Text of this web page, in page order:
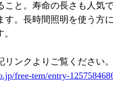
こと。寿命の長さも人気
す。長時間照明を使う方
リンクよりご覧ください
free-tem/entry-